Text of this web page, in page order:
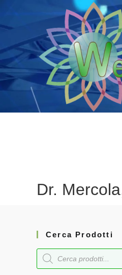
Dr.
Cerca Prodotti